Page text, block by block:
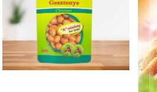
Vitamine Gal